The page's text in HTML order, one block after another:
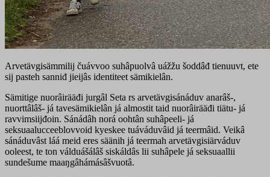
Arvetävgisämmilij čuávvoo suhâpuolvâ uážžu šoddâđ tienuuvt, ete
sij pasteh sanniđ jieijâs identiteet sämikielân.
Sämitige nuorâirääđi jurgâl Seta rs arvetävgisánáduv anarâš-,
nuorttâlâš- já tavesämikielân já almostit taid nuorâirääđi tiätu- já
ravvimsiijđoin. Sánádâh norá oohtân suhâpeeli- já
seksuaalucceeblovvoid kyeskee tuáváduvâid já teermâid. Veikâ
sánáduvâst láá meid eres säänih já teermah arvetävgisiärváduv
ooleest, te ton válduášálâš siskáldâs lii suhâpele já seksuaallii
sundešume maaŋgâhámásâšvuotâ.